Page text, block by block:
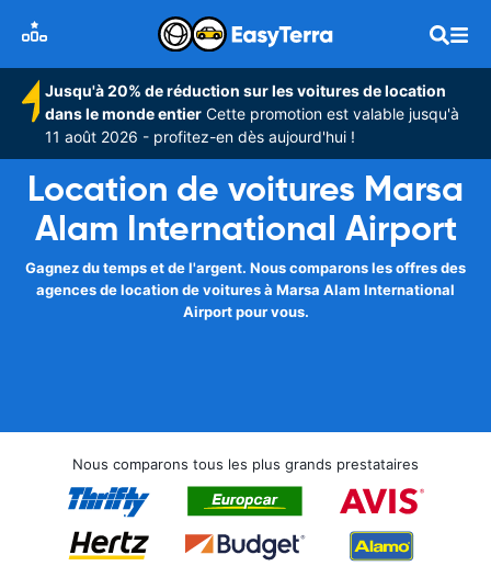
Jusqu'à 20% de réduction sur les voitures de location
dans le monde entier Cette promotion est valable jusqu'à
11 août 2026 - profitez-en dès aujourd'hui !
Location de voitures Marsa
Alam International Airport
Gagnez du temps et de l'argent. Nous comparons les offres des
agences de location de voitures à Marsa Alam International
Airport pour vous.
Nous comparons tous les plus grands prestataires